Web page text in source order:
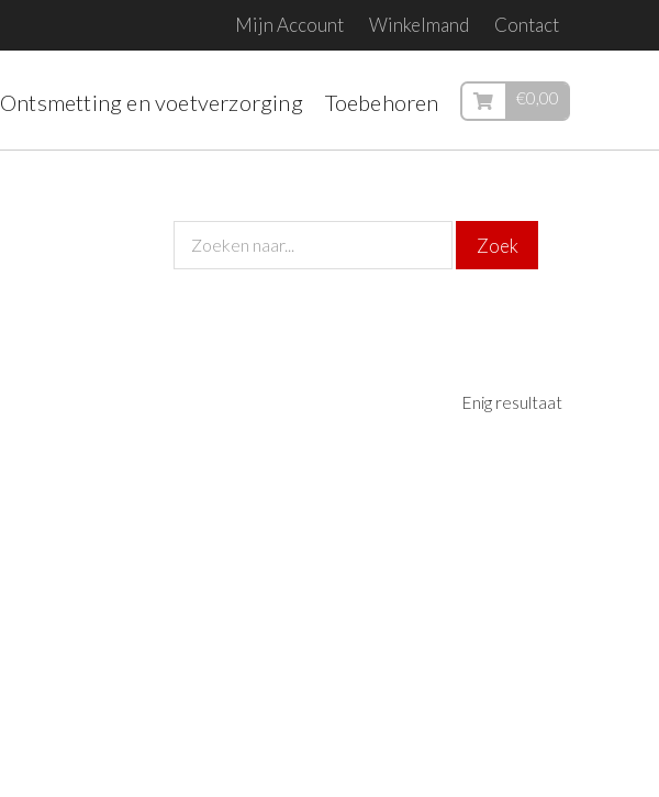
Mijn Account Winkelmand Contact
Ontsmetting en voetverzorging Toebehoren €0,00
Enig resultaat